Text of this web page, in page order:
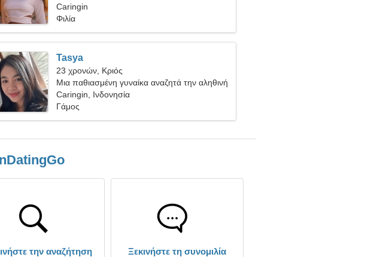
Caringin
Φιλία
Tasya
23 χρονών, Κριός
Μια παθιασμένη γυναίκα αναζητά την αληθινή
αγάπη
Caringin, Ινδονησία
Γάμος
την αναζήτηση Ξεκινήστε τη συνομιλία